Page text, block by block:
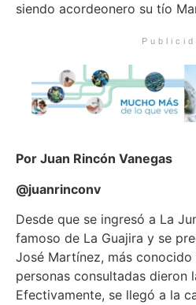
siendo acordeonero su tío
Por Juan Rincón Vanegas
@juanrinconv
Desde que se ingresó a La
famoso de La Guajira y se
José Martínez, más conocido
personas consultadas dieron
Efectivamente, se llegó a la